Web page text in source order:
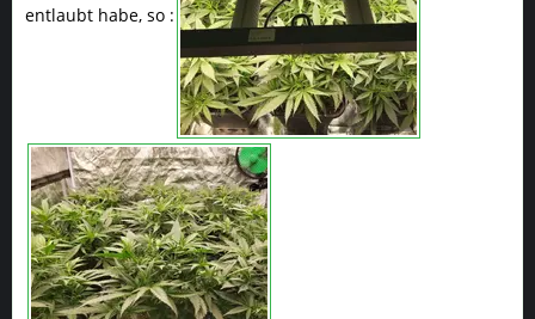
entlaubt habe, so :